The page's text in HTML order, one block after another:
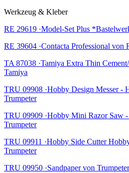
Werkzeug & Kleber
RE 29619 ·Model-Set Plus
RE 39604 ·Contacta Professional von
TA 87038 ·Tamiya Extra Thin
Tamiya
TRU 09908 ·Hobby Design Messer -
Trumpeter
TRU 09909 ·Hobby Mini Razor Saw
Trumpeter
TRU 09911 ·Hobby Side Cutter
Trumpeter
TRU 09950 ·Sandpaper von Trumpeter